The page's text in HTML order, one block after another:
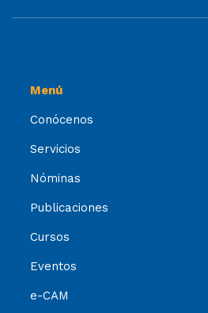
Menú
Conócenos
Servicios
Nóminas
Publicaciones
Cursos
Eventos
e-CAM